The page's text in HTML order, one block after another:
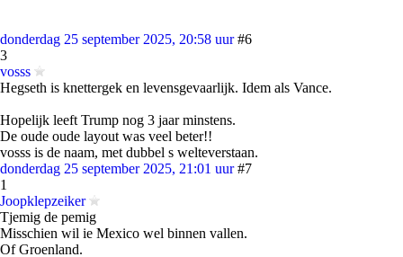
donderdag 25 september 2025, 20:58 uur #6
3
vosss
Hegseth is knettergek en levensgevaarlijk. Idem als Vance.
Hopelijk leeft Trump nog 3 jaar minstens.
De oude oude layout was veel beter!!
vosss is de naam, met dubbel s welteverstaan.
donderdag 25 september 2025, 21:01 uur #7
1
Joopklepzeiker
Tjemig de pemig
Misschien wil ie Mexico wel binnen vallen.
Of Groenland.